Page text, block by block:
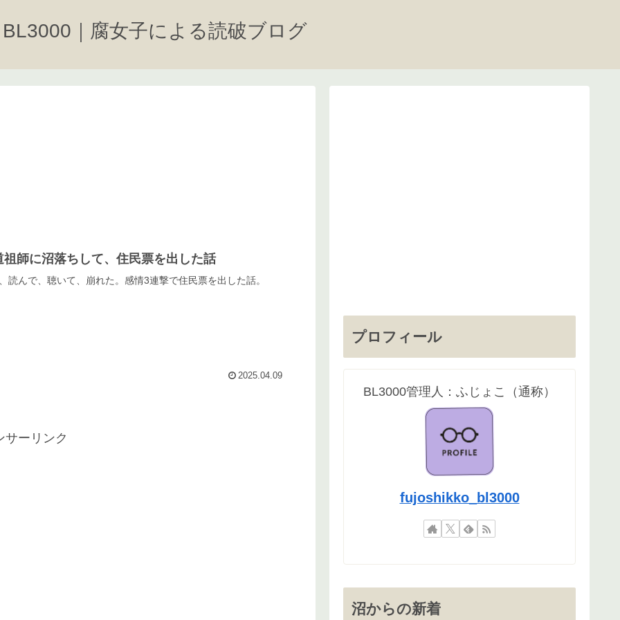
BL3000｜腐女子による読破ブログ
祖師に沼落ちして、住民票を出した話
読んで、聴いて、崩れた。感情3連撃で住民票を出した話。
2025.04.09
サーリンク
プロフィール
BL3000管理人：ふじょこ（通称）
fujoshikko_bl3000
沼からの新着